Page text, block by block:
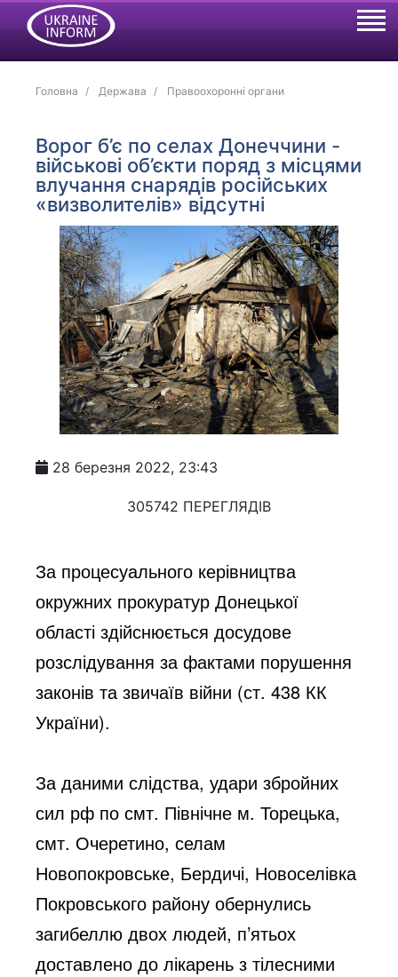
Головна Держава Правоохоронні органи
Ворог б’є по селах Донеччини -
військові об’єкти поряд з місцями
влучання снарядів російських
«визволителів» відсутні
28 березня 2022, 23:43
305742 ПЕРЕГЛЯДІВ
За процесуального керівництва
окружних прокуратур Донецької
області здійснюється досудове
розслідування за фактами порушення
законів та звичаїв війни (ст. 438 КК
України).
За даними слідства, удари збройних
сил рф по смт. Північне м. Торецька,
смт. Очеретино, селам
Новопокровське, Бердичі, Новоселівка
Покровського району обернулись
загибеллю двох людей, п’ятьох
доставлено до лікарень з тілесними